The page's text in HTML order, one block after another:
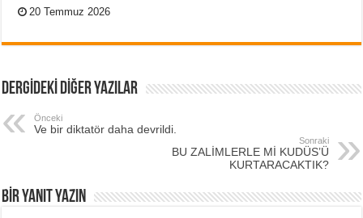
20 Temmuz 2026
DERGİDEKİ DİĞER YAZILAR
Önceki
Ve bir diktatör daha devrildi.
Sonraki
BU ZALİMLERLE Mİ KUDÜS’Ü
KURTARACAKTIK?
BIR YANIT YAZIN